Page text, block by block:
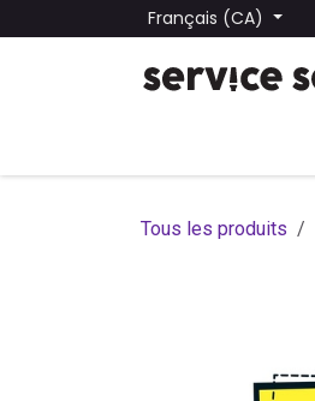
Se rendre au contenuFrançais (CA)
Tous les produits